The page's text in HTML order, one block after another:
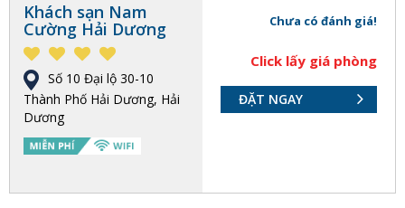
Khách sạn Nam
Cường Hải Dương
Số 10 Đại lộ 30-10
Thành Phố Hải Dương, Hải
Dương
Chưa có đánh giá!
Click lấy giá phòng
ĐẶT NGAY